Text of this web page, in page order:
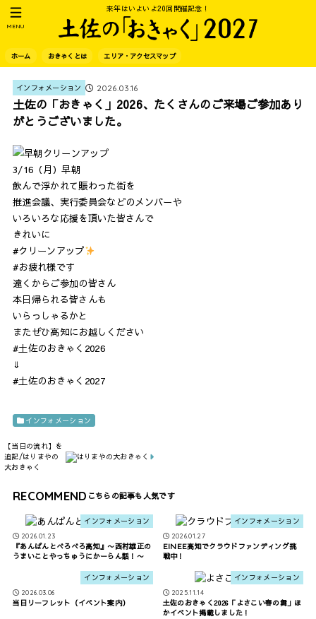
来年はいよいよ20回開催記念！
ホーム おきゃくとは エリア・アクセスマップ
MENU
インフォメーション 2026.03.16
土佐の「おきゃく」2026、たくさんのご来場ご参加あり
がとうございました。
3/16（月）早朝
飲んで浮かれて賑わった街を
推進会議、実行委員会などのメンバーや
いろいろな応援を頂いた皆さんで
きれいに
#クリーンアップ
#お疲れ様です
遠くからご参加の皆さん
本日帰られる皆さんも
いらっしゃるかと
またぜひ高知にお越しください
#土佐のおきゃく2026
⇓
#土佐のおきゃく2027
インフォメーション
【当日の流れ】を
追記/はりまやの
大おきゃく
RECOMMEND
インフォメーション
2026.01.23
『あんぱんとべろべろ高知』〜西村雄正の
うまいことやっちゅうにかーらん話！〜
インフォメーション
2026.01.27
EINEE高知でクラウドファンディング挑
戦中！
インフォメーション
2026.03.06
当日リーフレット（イベント案内）
インフォメーション
2025.11.14
土佐のおきゃく2026「よさこい春の舞」ほ
かイベント掲載しました！